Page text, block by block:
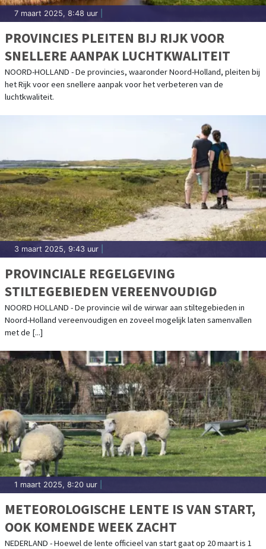
7 maart 2025, 8:48 uur
PROVINCIES PLEITEN BIJ RIJK VOOR
SNELLERE AANPAK LUCHTKWALITEIT
NOORD-HOLLAND - De provincies, waaronder Noord-Holland, pleiten bij
het Rijk voor een snellere aanpak voor het verbeteren van de
luchtkwaliteit.
3 maart 2025, 9:43 uur
PROVINCIALE REGELGEVING
STILTEGEBIEDEN VEREENVOUDIGD
NOORD HOLLAND - De provincie wil de wirwar aan stiltegebieden in
Noord-Holland vereenvoudigen en zoveel mogelijk laten samenvallen
met de [...]
1 maart 2025, 8:20 uur
METEOROLOGISCHE LENTE IS VAN START,
OOK KOMENDE WEEK ZACHT
NEDERLAND - Hoewel de lente officieel van start gaat op 20 maart is 1